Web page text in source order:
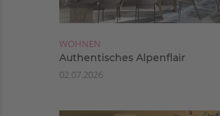
WOHNEN
Authentisches Alpenflair
02.07.2026